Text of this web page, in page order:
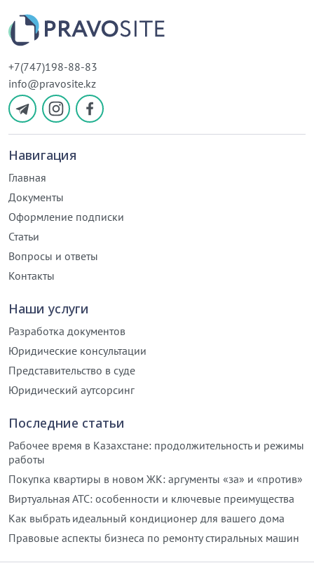
+7(747)198-88-83
info@pravosite.kz
Навигация
Главная
Документы
Оформление подписки
Статьи
Вопросы и ответы
Контакты
Наши услуги
Разработка документов
Юридические консультации
Представительство в суде
Юридический аутсорсинг
Последние статьи
Рабочее время в Казахстане: продолжительность и режимы
работы
Покупка квартиры в новом ЖК: аргументы «за» и «против»
Виртуальная АТС: особенности и ключевые преимущества
Как выбрать идеальный кондиционер для вашего дома
Правовые аспекты бизнеса по ремонту стиральных машин